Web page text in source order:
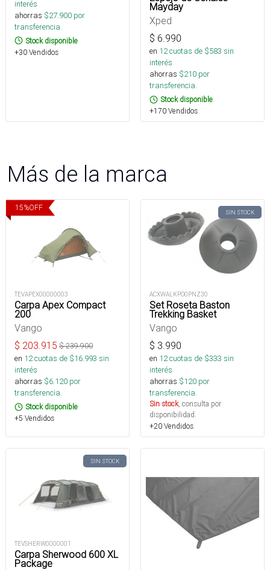
interés
ahorras $27.900 por
transferencia.
Stock disponible
+30 Vendidos
Mayday
Xped
$ 6.990
en 12cuotas de $583 sin
interés
ahorras $210 por
transferencia.
Stock disponible
+170 Vendidos
Más de la marca
15%OFF
TEVAPEX00000003
Carpa Apex Compact
200
Vango
$ 203.915 $239.900
en 12cuotas de $16.993 sin
interés
ahorras $6.120 por
transferencia.
Stock disponible
+5 Vendidos
SIN STOCK
ACXWALKPO0PNZ30
Set Roseta Baston
Trekking Basket
Vango
$ 3.990
en 12cuotas de $333 sin
interés
ahorras $120 por
transferencia.
Sin stock, consulta por
disponibilidad.
+20 Vendidos
SIN STOCK
TEVSHERW0000001
Carpa Sherwood 600 XL
Package